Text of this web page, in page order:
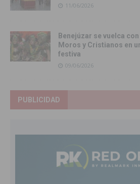
11/06/2026
Benejúzar se vuelca
Moros y Cristianos en
festiva
09/06/2026
PUBLICIDAD